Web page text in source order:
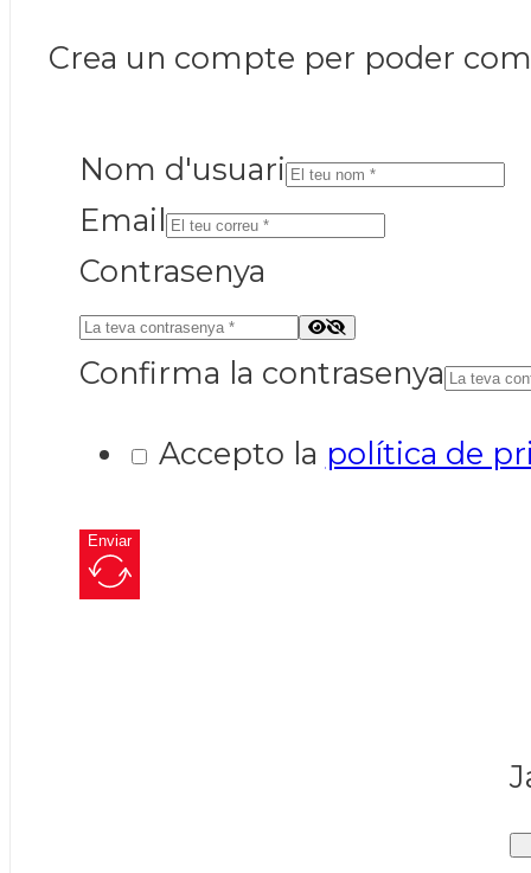
Crea un compte per poder
Nom d'usuari
Email
Contrasenya
Confirma la contrasenya
Accepto la política de
Enviar